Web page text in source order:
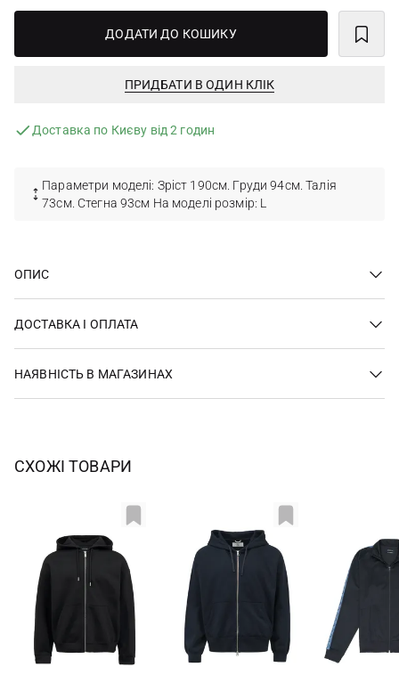
ДОДАТИ ДО КОШИКУ
ПРИДБАТИ В ОДИН КЛІК
Доставка по Києву від 2 годин
Параметри моделі: Зріст 190см. Груди 94см. Талія
73см. Стегна 93см На моделі розмір: L
ОПИС
ДОСТАВКА І ОПЛАТА
НАЯВНІСТЬ В МАГАЗИНАХ
СХОЖІ ТОВАРИ